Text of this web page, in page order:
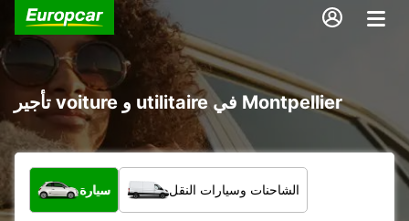
تأجير voiture و utilitaire في Montpellier
ما نوع المركبة؟
سيارة الشاحنات وسيارات النقل